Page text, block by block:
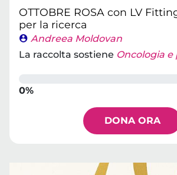
OTTOBRE ROSA con LV
per la ricerca
Andreea Moldovan
La raccolta sostiene Oncologia
0%
DONA ORA